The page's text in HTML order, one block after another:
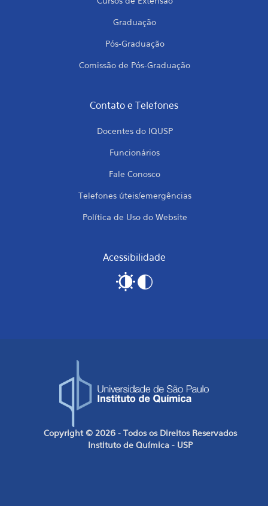
Graduação
Pós-Graduação
Comissão de Pós-Graduação
Contato e Telefones
Docentes do IQUSP
Funcionários
Fale Conosco
Telefones úteis/emergências
Política de Uso do Website
Acessibilidade
Copyright © 2026 - Todos os Direitos Reservados
Instituto de Química - USP